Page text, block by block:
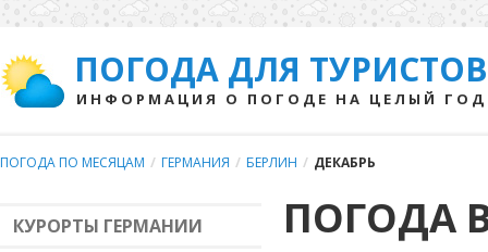
ПОГОДА ДЛЯ ТУРИСТОВ
ИНФОРМАЦИЯ О ПОГОДЕ НА ЦЕЛЫЙ ГОД
ПОГОДА ПО МЕСЯЦАМ / ГЕРМАНИЯ / БЕРЛИН / ДЕКАБРЬ
КУРОРТЫ ГЕРМАНИИ ПОГОДА